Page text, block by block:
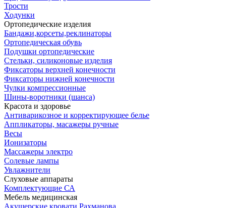
Трости
Ходунки
Ортопедические изделия
Бандажи,корсеты,реклинаторы
Ортопедическая обувь
Подушки ортопедические
Стельки, силиконовые изделия
Фиксаторы верхней конечности
Фиксаторы нижней конечности
Чулки компрессионные
Шины-воротники (шанса)
Красота и здоровье
Антиварикозное и корректирующее белье
Аппликаторы, масажеры ручные
Весы
Ионизаторы
Массажеры электро
Солевые лампы
Увлажнители
Слуховые аппараты
Комплектующие СА
Мебель медицинская
Акушерские кровати Рахманова